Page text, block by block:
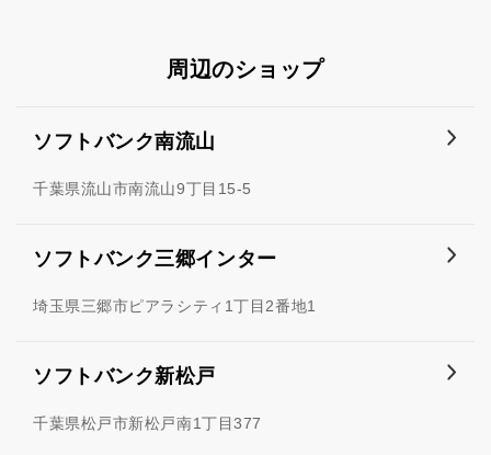
周辺のショップ
ソフトバンク南流山
千葉県流山市南流山9丁目15-5
ソフトバンク三郷インター
埼玉県三郷市ピアラシティ1丁目2番地1
ソフトバンク新松戸
千葉県松戸市新松戸南1丁目377